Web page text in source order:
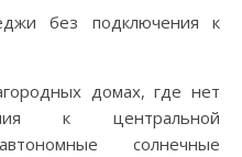
без подключения к
домах, где нет
к центральной
солнечные